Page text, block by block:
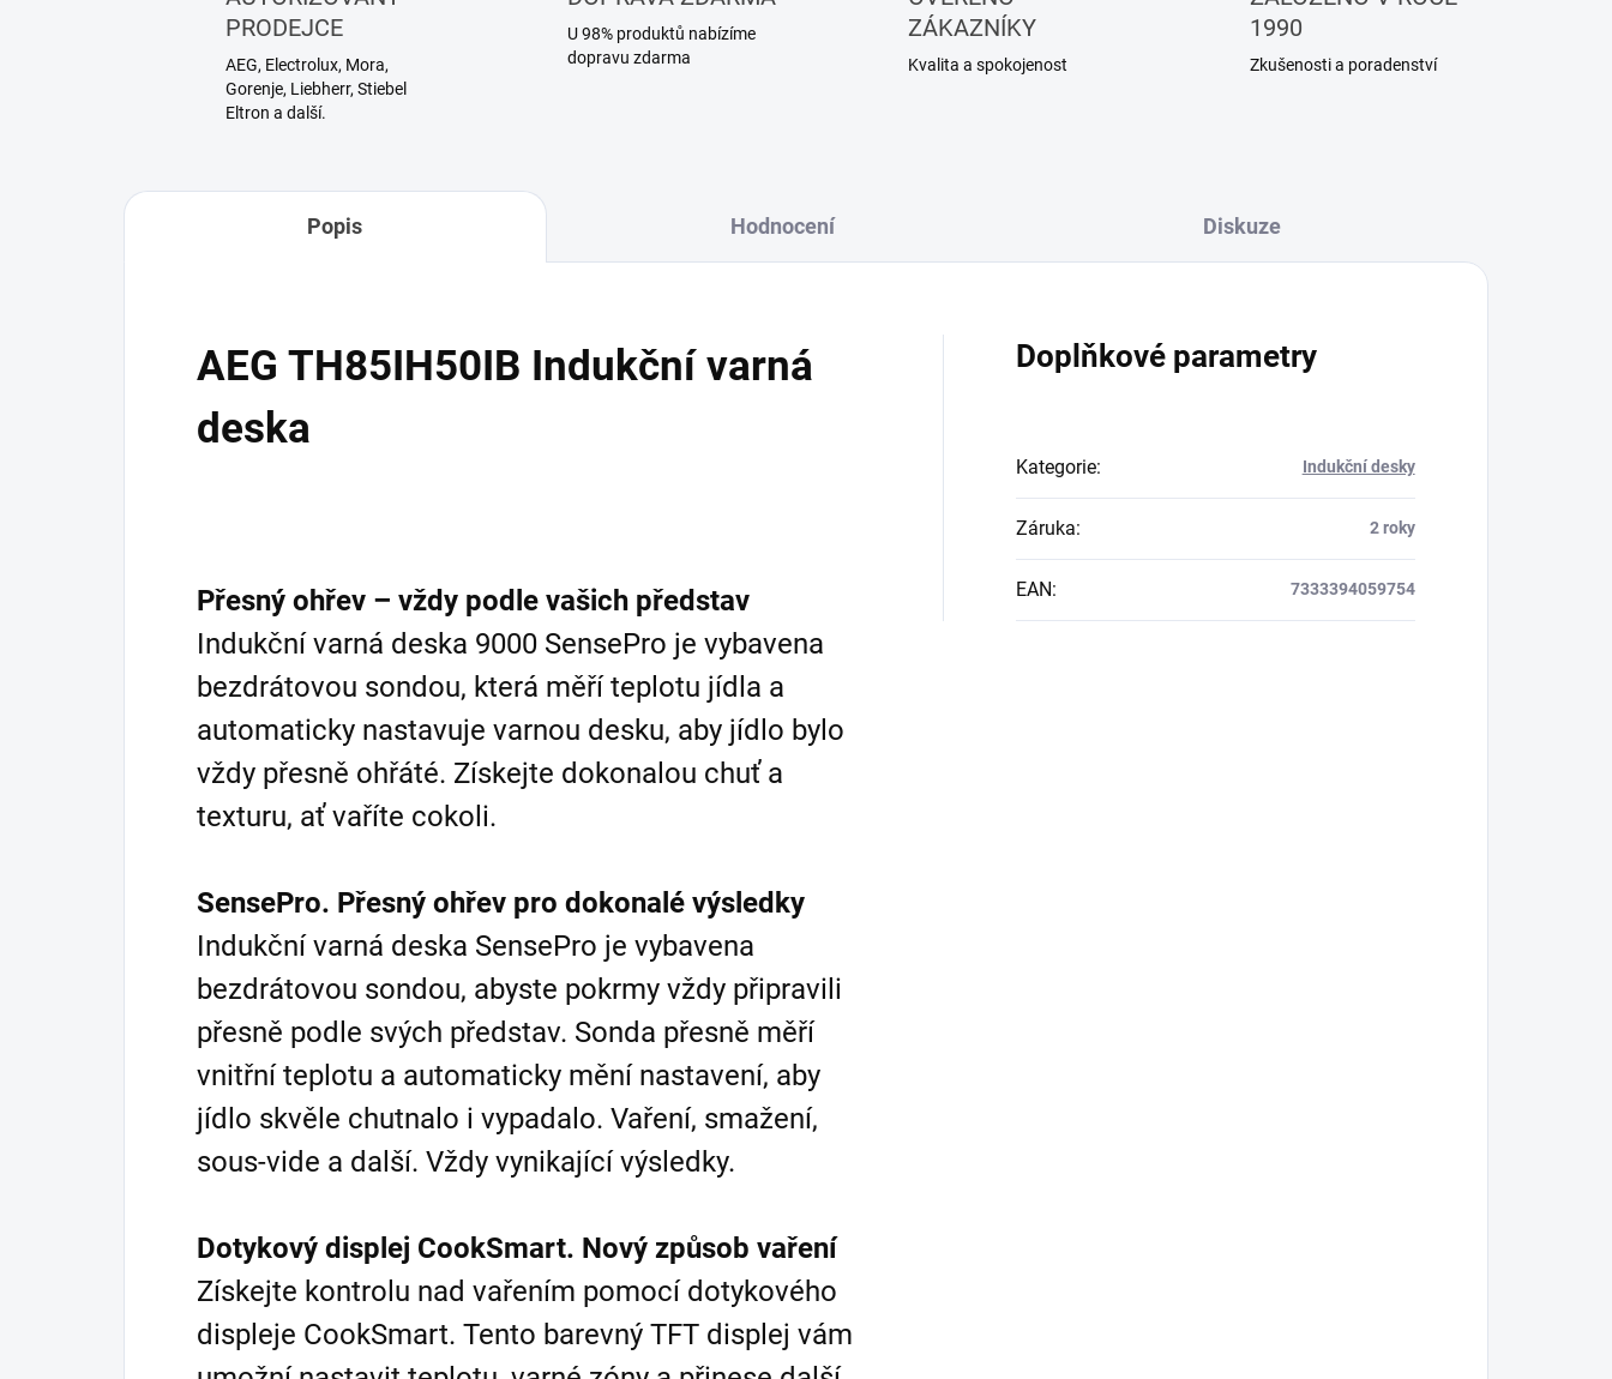
PRODEJCE
AEG, Electrolux, Mora,
Gorenje, Liebherr, Stiebel
Eltron a další.
U 98% produktů nabízíme
dopravu zdarma
ZÁKAZNÍKY
Kvalita a spokojenost
1990
Zkušenosti a poradenství
Popis Hodnocení Diskuze
AEG TH85IH50IB Indukční varná
deska
Přesný ohřev – vždy podle vašich představ
Indukční varná deska 9000 SensePro je vybavena
bezdrátovou sondou, která měří teplotu jídla a
automaticky nastavuje varnou desku, aby jídlo bylo
vždy přesně ohřáté. Získejte dokonalou chuť a
texturu, ať vaříte cokoli.
SensePro. Přesný ohřev pro dokonalé výsledky
Indukční varná deska SensePro je vybavena
bezdrátovou sondou, abyste pokrmy vždy připravili
přesně podle svých představ. Sonda přesně měří
vnitřní teplotu a automaticky mění nastavení, aby
jídlo skvěle chutnalo i vypadalo. Vaření, smažení,
sous-vide a další. Vždy vynikající výsledky.
Dotykový displej CookSmart. Nový způsob vaření
Získejte kontrolu nad vařením pomocí dotykového
displeje CookSmart. Tento barevný TFT displej vám
Doplňkové parametry
Kategorie: Indukční desky
Záruka: 2 roky
EAN: 7333394059754